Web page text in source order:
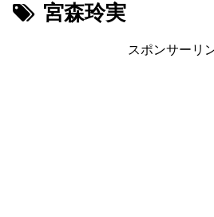
宮森玲実
スポンサーリ